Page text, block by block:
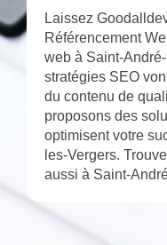
Laissez
Référencement
web à Saint-
stratégies SEO
du contenu de
proposons des
optimisent votre
les-Vergers.
aussi à Saint-